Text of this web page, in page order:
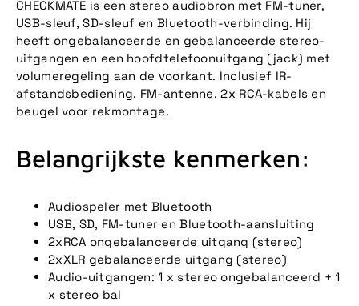
CHECKMATE is een stereo audiobron met FM-tuner,
USB-sleuf, SD-sleuf en Bluetooth-verbinding. Hij
heeft ongebalanceerde en gebalanceerde stereo-
uitgangen en een hoofdtelefoonuitgang (jack) met
volumeregeling aan de voorkant. Inclusief IR-
afstandsbediening, FM-antenne, 2x RCA-kabels en
beugel voor rekmontage.
Belangrijkste kenmerken:
Audiospeler met Bluetooth
USB, SD, FM-tuner en Bluetooth-aansluiting
2xRCA ongebalanceerde uitgang (stereo)
2xXLR gebalanceerde uitgang (stereo)
Audio-uitgangen: 1 x stereo ongebalanceerd + 1
x stereo bal